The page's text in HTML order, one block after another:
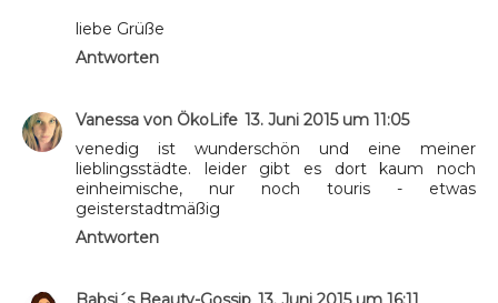
liebe Grüße
Antworten
Vanessa von ÖkoLife 13. Juni 2015 um 11:05
venedig ist wunderschön und eine meiner
lieblingsstädte. leider gibt es dort kaum noch
einheimische, nur noch touris - etwas
geisterstadtmäßig
Antworten